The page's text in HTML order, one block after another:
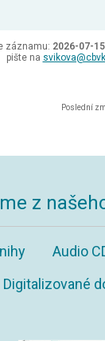
záznamu: 2026-07-
pište na
Poslední
z
Audio
Digitalizované